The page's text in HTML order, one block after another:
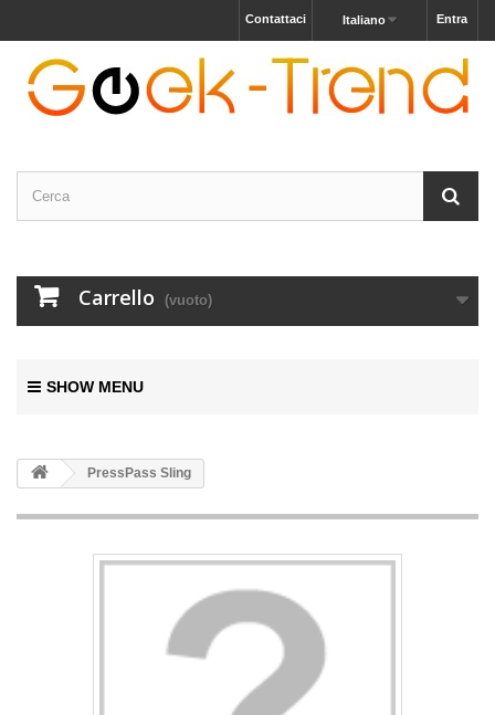
Entra
Italiano
Contattaci
Carrello (vuoto)
SHOW MENU
PressPass Sling